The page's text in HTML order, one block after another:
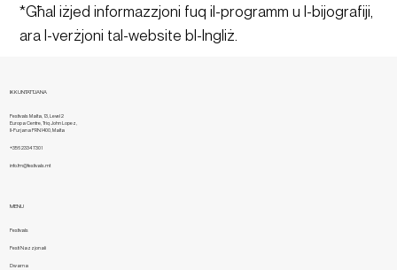
*Għal iżjed informazzjoni fuq il-programm u l-bijografiji,
ara l-verżjoni tal-website bl-Ingliż.
IKKUNTATTJANA
Festivals Malta, 13, Level 2
Europa Centre, Triq John Lopez,
Il-Furjana FRN1400, Malta
+356 2334 7301
info.fm@festivals.mt
MENU
Festivals
Festi Nazzjonali
Dwarna